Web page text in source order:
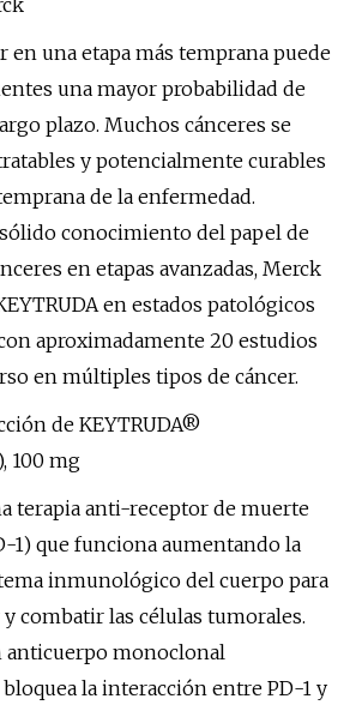
en una etapa más temprana puede
una mayor probabilidad de
plazo. Muchos cánceres se
y potencialmente curables
de la enfermedad.
conocimiento del papel de
en etapas avanzadas, Merck
en estados patológicos
aproximadamente 20 estudios
en múltiples tipos de cáncer.
de KEYTRUDA®
100 mg
terapia anti-receptor de muerte
1) que funciona aumentando la
inmunológico del cuerpo para
y combatir las células tumorales.
anticuerpo monoclonal
la interacción entre PD-1 y